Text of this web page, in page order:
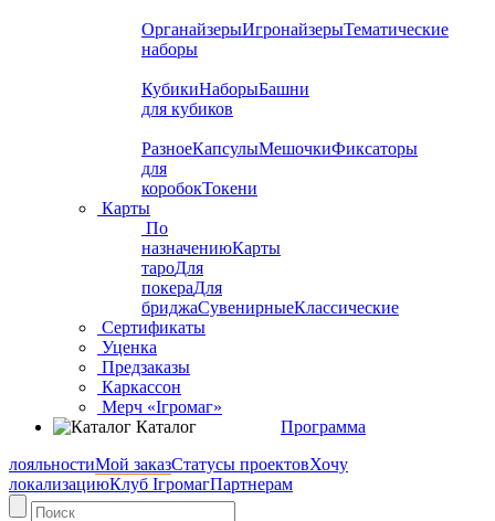
ОрганайзерыИгронайзерыТематические
наборы
КубикиНаборыБашни
для кубиков
РазноеКапсулыМешочкиФиксаторы
для
коробокТокени
Карты
По
назначениюКарты
тароДля
покераДля
бриджаСувенирныеКлассические
Сертификаты
Уценка
Предзаказы
Каркассон
Мерч «Ігромаг»
Каталог
Программа
лояльностиМой заказСтатусы проектовХочу
локализациюКлуб ІгромагПартнерам